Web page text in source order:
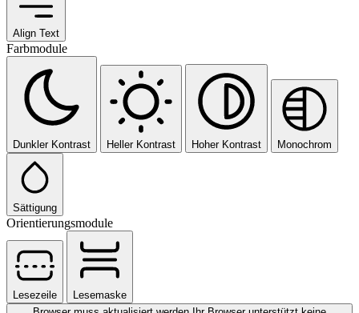
Align Text
Farbmodule
Dunkler Kontrast Heller Kontrast Hoher Kontrast Monochrom
Sättigung
Orientierungsmodule
Lesezeile
Lesemaske